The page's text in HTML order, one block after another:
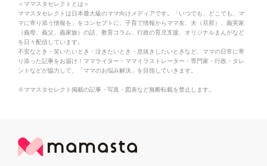
＜ママスタセレクトとは＞
ママスタセレクトは日本最大級のママ向けメディアです。「いつでも、どこでも、マ
マに寄り添う情報を」をコンセプトに、子育て情報からママ友、夫（旦那）、義実家
（義母、義父、義家族）の話、教育コラム、行政の育児支援、オリジナルまんがなど
を日々配信しています。
不安なとき・笑いたいとき・泣きたいとき・息抜きしたいときなど、ママの日常に寄
り添った記事をお届け！ママライター・ママイラストレーター・専門家・行政・タレ
ントなどが協力して、「ママのお悩み解決」を目指していきます。
※ママスタセレクト掲載の記事・写真・図表など無断転載を禁止します。